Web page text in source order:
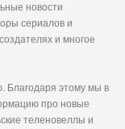
новости
сериалов и
и многое
Благодаря этому мы в
про новые
теленовеллы и